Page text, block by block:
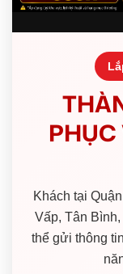
Khách tại
Vấp, Tân
thể gửi thông